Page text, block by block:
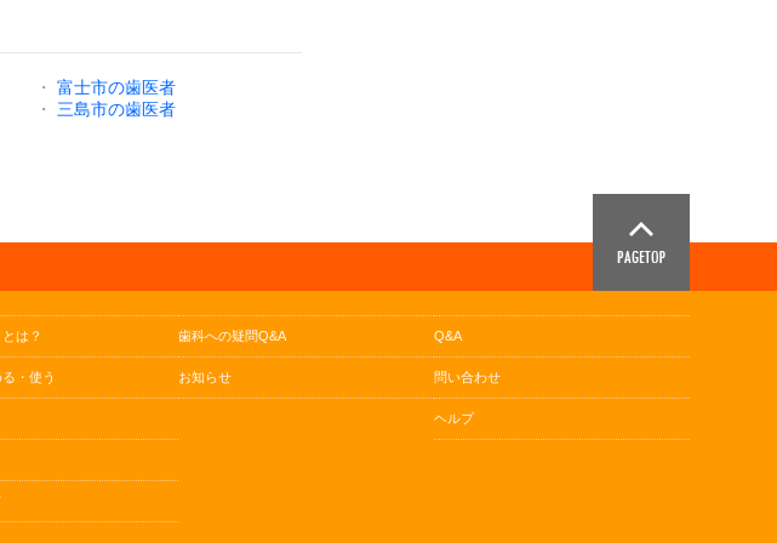
・
富士市の歯医者
・ 三島市の歯医者
は？
・使う
歯科への疑問Q&A
お知らせ
Q&A
問い合わせ
ヘルプ